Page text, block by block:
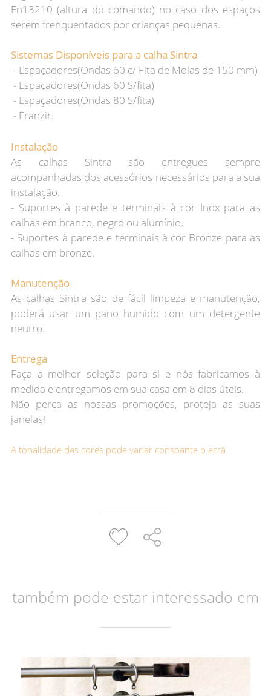
En13210 (altura do comando) no caso dos espaços
serem frenquentados por crianças pequenas.
Sistemas Disponíveis para a calha Sintra
- Espaçadores(Ondas 60 c/ Fita de Molas de 150 mm)
- Espaçadores(Ondas 60 S/fita)
- Espaçadores(Ondas 80 S/fita)
- Franzir.
Instalação
As calhas Sintra são entregues sempre
acompanhadas dos acessórios necessários para a sua
instalação.
- Suportes à parede e terminais à cor Inox para as
calhas em branco, negro ou alumínio.
- Suportes à parede e terminais à cor Bronze para as
calhas em bronze.
Manutenção
As calhas Sintra são de fácil limpeza e manutenção,
poderá usar um pano humido com um detergente
neutro.
Entrega
Faça a melhor seleção para si e nós fabricamos à
medida e entregamos em sua casa em 8 dias úteis.
Não perca as nossas promoções, proteja as suas
janelas!
A tonalidade das cores pode variar consoante o ecrã
também pode estar interessado em